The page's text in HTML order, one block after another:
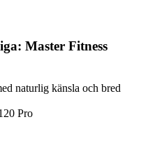
Master Fitness
naturlig känsla och bred